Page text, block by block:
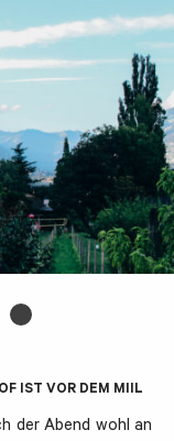
IST VOR DEM MIIL
der Abend wohl an